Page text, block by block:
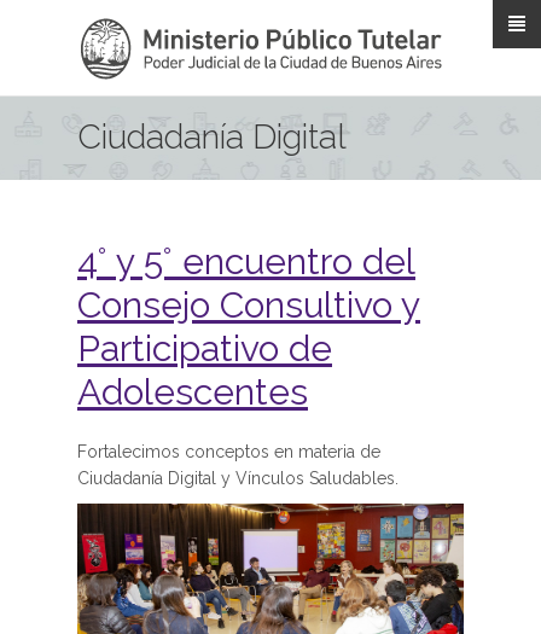
Ciudadanía Digital
4° y 5° encuentro del
Consejo Consultivo y
Participativo de
Adolescentes
Fortalecimos conceptos en materia de
Ciudadanía Digital y Vínculos Saludables.